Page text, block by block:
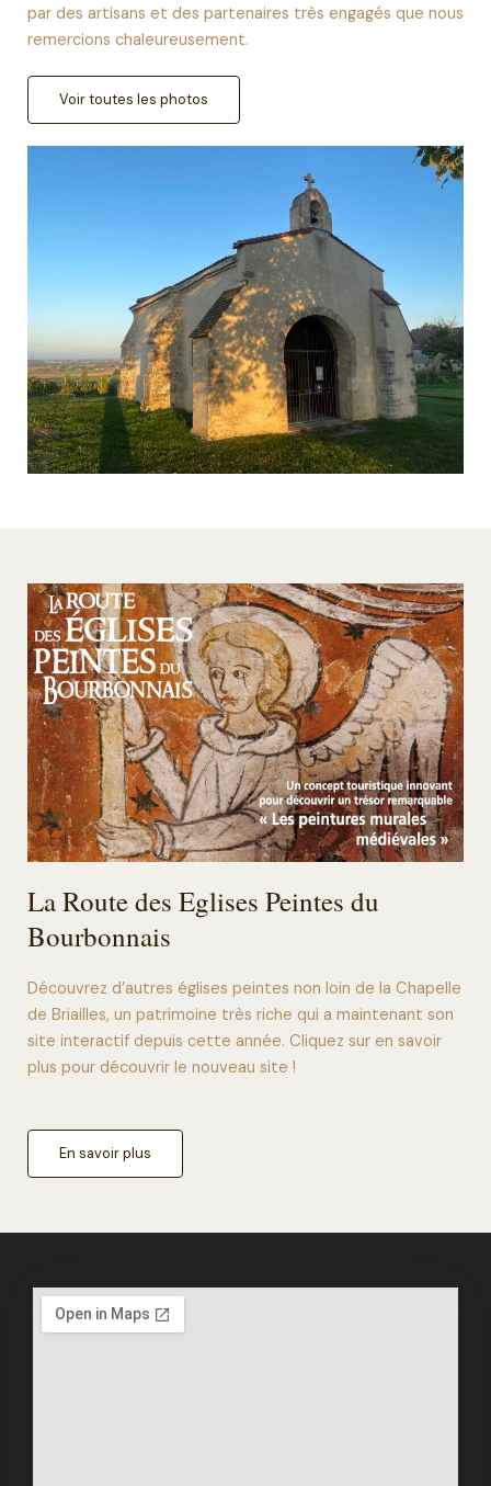
par des artisans et des partenaires très engagés que nous
remercions chaleureusement.
Voir toutes les photos
La Route des Eglises Peintes du
Bourbonnais
Découvrez d’autres églises peintes non loin de la Chapelle
de Briailles, un patrimoine très riche qui a maintenant son
site interactif depuis cette année. Cliquez sur en savoir
plus pour découvrir le nouveau site !
En savoir plus